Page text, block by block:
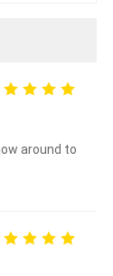
around to